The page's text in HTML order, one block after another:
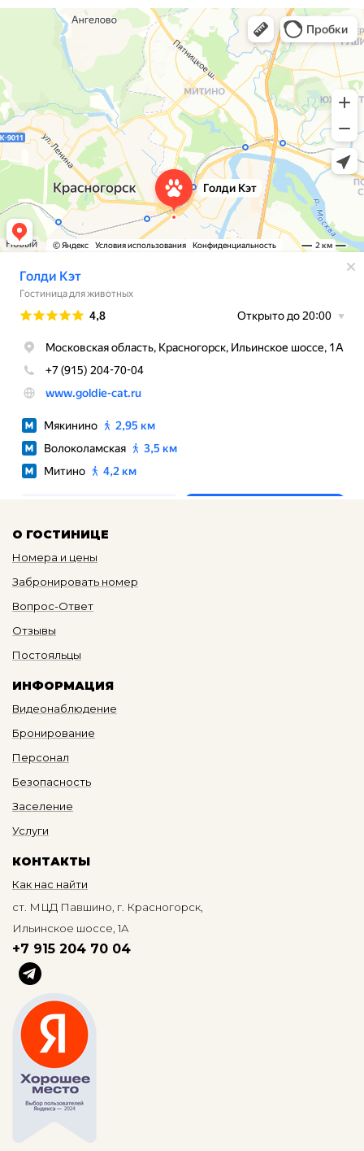
О ГОСТИНИЦЕ
Номера и цены
Забронировать номер
Вопрос-Ответ
Отзывы
Постояльцы
ИНФОРМАЦИЯ
Видеонаблюдение
Бронирование
Персонал
Безопасность
Заселение
Услуги
КОНТАКТЫ
Как нас найти
ст. МЦД Павшино, г. Красногорск,
Ильинское шоссе, 1А
+7 915 204 70 04